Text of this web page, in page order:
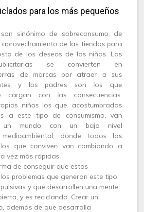
para los más pequeños
sinónimo de sobreconsumo, de
de las tiendas para
de los deseos de los niños. Las
se convierten en
de marcas por atraer a sus
y los padres son los que
cargan con las consecuencias.
niños los que, acostumbrados
a este tipo de consumismo, van
un mundo con un bajo nivel
donde todos los
que conviven van cambiando a
vez más rápidas.
de conseguir que estos
problemas que generan este tipo
y que desarrollen una mente
y es reciclando. Crear un
además de que desarrolla